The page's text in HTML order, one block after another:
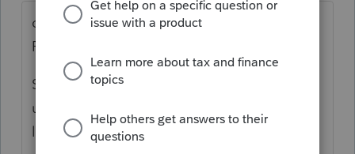
oui, l'enfant équivalent de conjoint c'est UN
PAR ADRESSE.
Si le coloc a aussi un enfant (par exemple),
une seule personne peut demander
l'équivalent de conjoint.